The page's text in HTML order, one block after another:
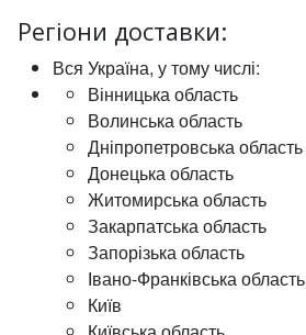
Регіони доставки:
Вся Україна, у тому числі:
Вінницька область
Волинська область
Дніпропетровська область
Донецька область
Житомирська область
Закарпатська область
Запорізька область
Івано-Франківська область
Київ